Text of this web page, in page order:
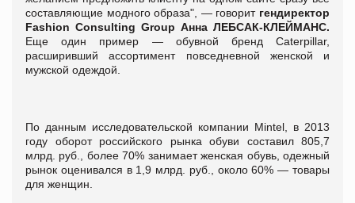
составляющие модного образа", — говоритгендиректор
Fashion Consulting Group Анна ЛЕБСАК-КЛЕЙМАНС.
Еще один пример — обувной бренд Caterpillar,
расширивший ассортимент повседневной женской и
мужской одеждой.
По данным исследовательской компании Mintel, в 2013
году оборот российского рынка обуви составил 805,7
млрд. руб., более 70% занимает женская обувь, одежный
рынок оценивался в 1,9 млрд. руб., около 60% — товары
для женщин.